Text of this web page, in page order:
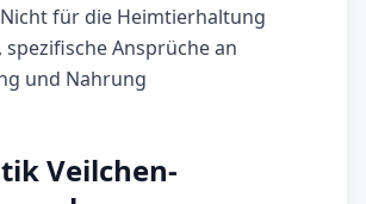
für die Heimtierhaltung
spezifische Ansprüche an
und Nahrung
Veilchen-